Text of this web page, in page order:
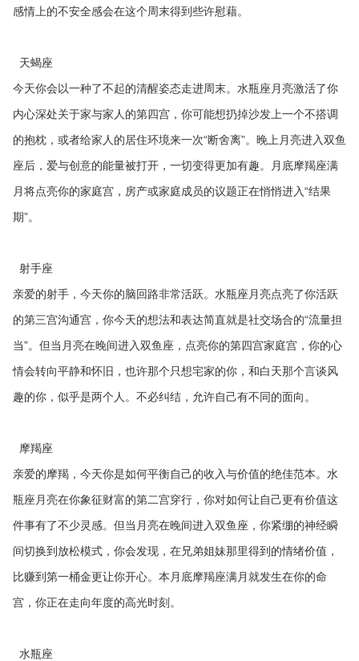
感情上的不安全感会在这个周末得到些许慰藉。
天蝎座
今天你会以一种了不起的清醒姿态走进周末。水瓶座月亮激活了你
内心深处关于家与家人的第四宫，你可能想扔掉沙发上一个不搭调
的抱枕，或者给家人的居住环境来一次“断舍离”。晚上月亮进入双鱼
座后，爱与创意的能量被打开，一切变得更加有趣。月底摩羯座满
月将点亮你的家庭宫，房产或家庭成员的议题正在悄悄进入“结果
期”。
射手座
亲爱的射手，今天你的脑回路非常活跃。水瓶座月亮点亮了你活跃
的第三宫沟通宫，你今天的想法和表达简直就是社交场合的“流量担
当”。但当月亮在晚间进入双鱼座，点亮你的第四宫家庭宫，你的心
情会转向平静和怀旧，也许那个只想宅家的你，和白天那个言谈风
趣的你，似乎是两个人。不必纠结，允许自己有不同的面向。
摩羯座
亲爱的摩羯，今天你是如何平衡自己的收入与价值的绝佳范本。水
瓶座月亮在你象征财富的第二宫穿行，你对如何让自己更有价值这
件事有了不少灵感。但当月亮在晚间进入双鱼座，你紧绷的神经瞬
间切换到放松模式，你会发现，在兄弟姐妹那里得到的情绪价值，
比赚到第一桶金更让你开心。本月底摩羯座满月就发生在你的命
宫，你正在走向年度的高光时刻。
水瓶座